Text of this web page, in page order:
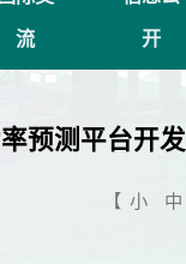
流
开
预测平台开发
【 小 中